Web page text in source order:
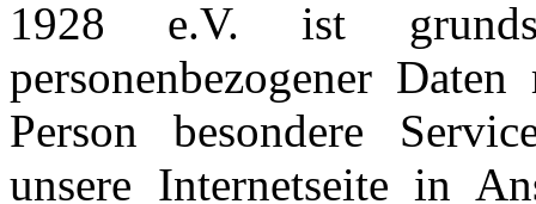
1928 e.V. ist
personenbezogener
Person besondere
unsere Internetseite in